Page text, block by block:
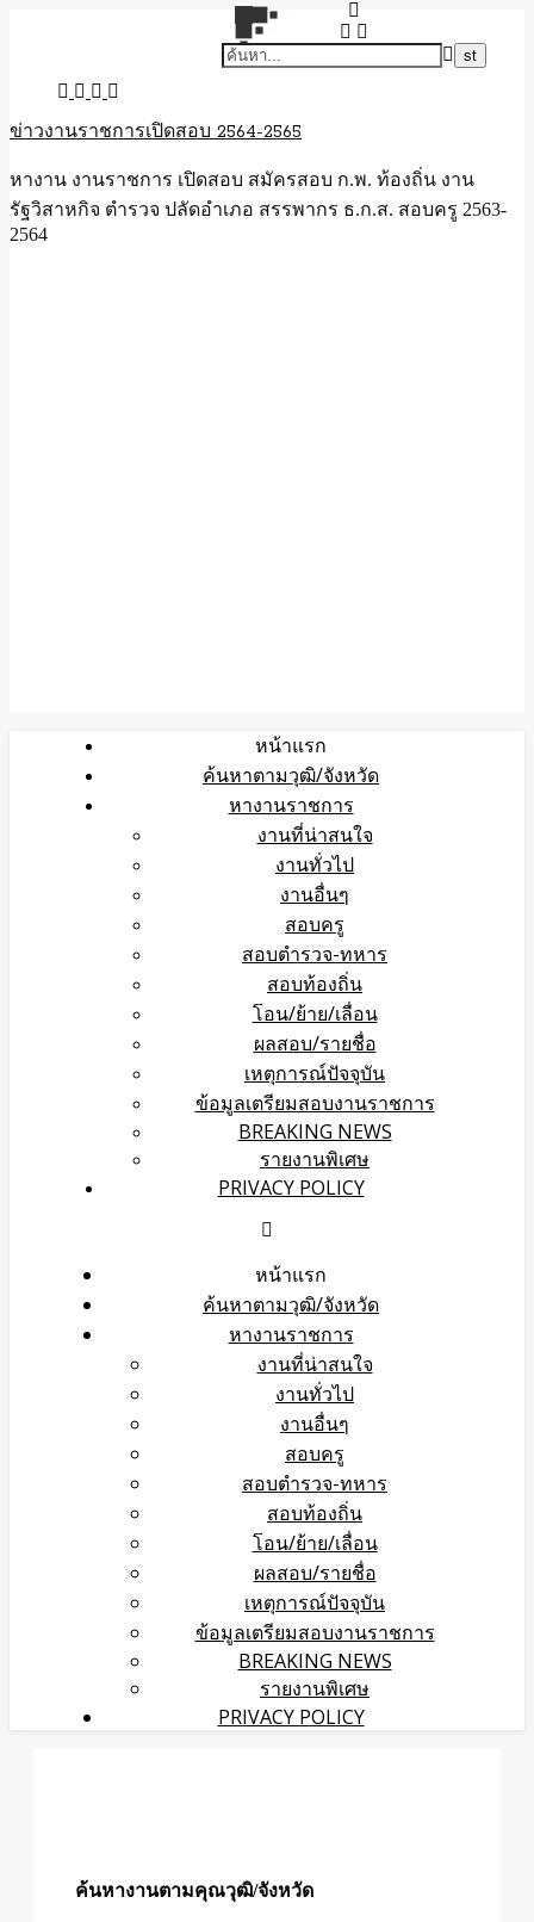
ข่าวงานราชการเปิดสอบ 2564-2565
หางาน งานราชการ เปิดสอบ สมัครสอบ ก.พ. ท้องถิ่น งาน
รัฐวิสาหกิจ ตำรวจ ปลัดอำเภอ สรรพากร ธ.ก.ส. สอบครู 2563-
2564
หน้าแรก
ค้นหาตามวุฒิ/จังหวัด
หางานราชการ
งานที่น่าสนใจ
งานทั่วไป
งานอื่นๆ
สอบครู
สอบตำรวจ-ทหาร
สอบท้องถิ่น
โอน/ย้าย/เลื่อน
ผลสอบ/รายชื่อ
เหตุการณ์ปัจจุบัน
ข้อมูลเตรียมสอบงานราชการ
BREAKING NEWS
รายงานพิเศษ
PRIVACY POLICY
หน้าแรก
ค้นหาตามวุฒิ/จังหวัด
หางานราชการ
งานที่น่าสนใจ
งานทั่วไป
งานอื่นๆ
สอบครู
สอบตำรวจ-ทหาร
สอบท้องถิ่น
โอน/ย้าย/เลื่อน
ผลสอบ/รายชื่อ
เหตุการณ์ปัจจุบัน
ข้อมูลเตรียมสอบงานราชการ
BREAKING NEWS
รายงานพิเศษ
PRIVACY POLICY
ค้นหางานตามคุณวุฒิ/จังหวัด